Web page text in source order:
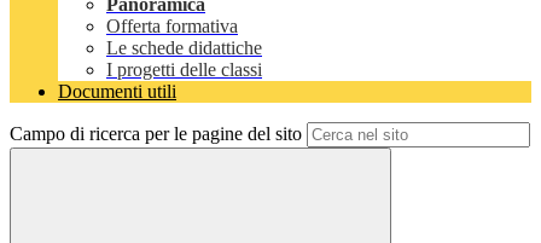
Panoramica
Offerta formativa
Le schede didattiche
I progetti delle classi
Documenti utili
Campo di ricerca per le pagine del sito